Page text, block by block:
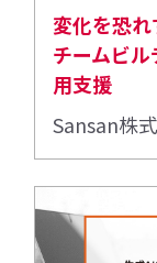
変化を恐
チームビ
用支援
Sansan株